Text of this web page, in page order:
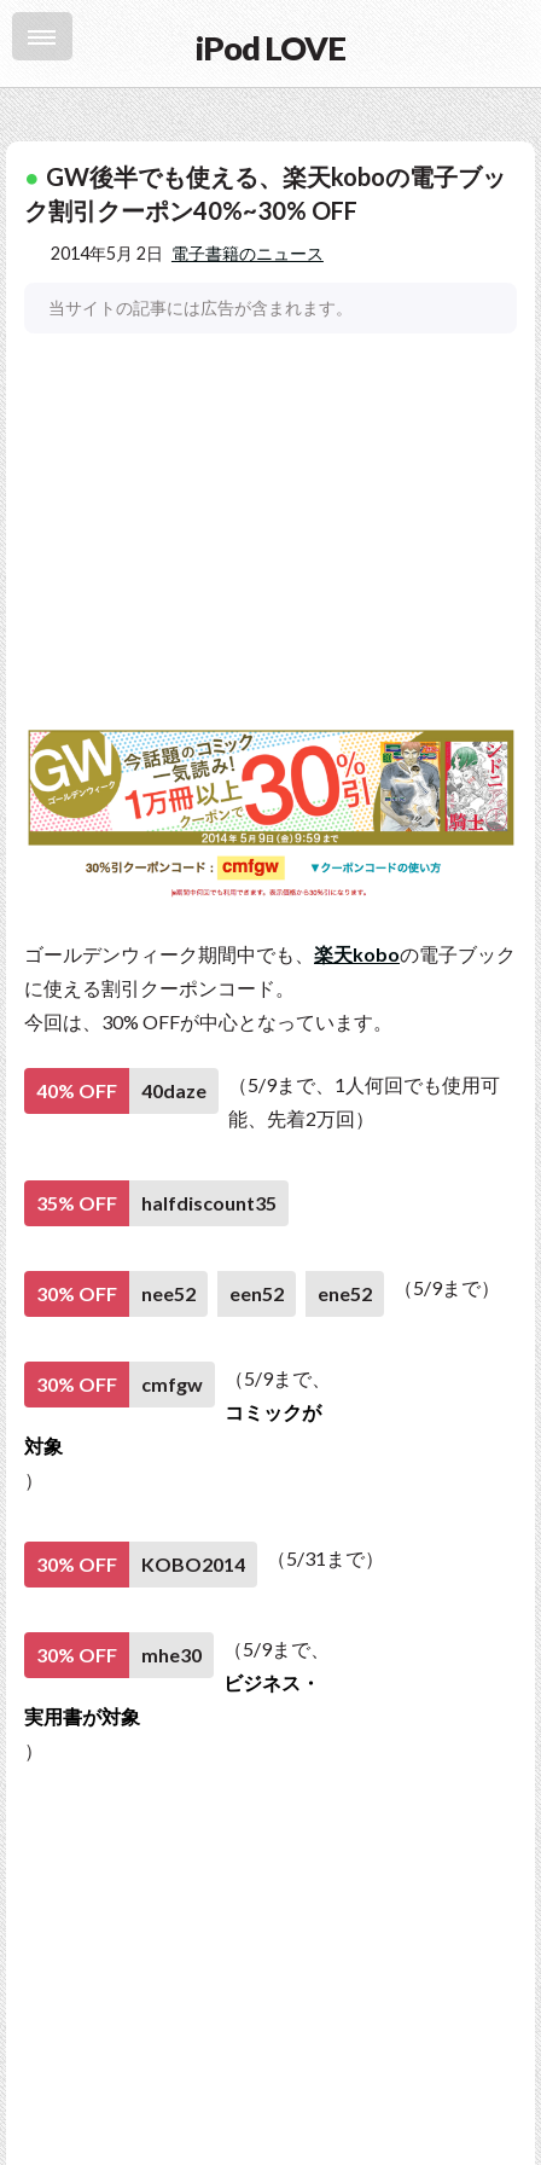
iPod LOVE
GW後半でも使える、楽天koboの電子ブッ
ク割引クーポン40%~30% OFF
2014年5月 2日 電子書籍のニュース
当サイトの記事には広告が含まれます。
ゴールデンウィーク期間中でも、 楽天koboの電子ブック
に使える割引クーポンコード。
今回は、30% OFFが中心となっています。
40% OFF 40daze
（5/9まで、1人何回でも使用可
能、先着2万回）
35% OFF halfdiscount35
30% OFF nee52 een52 ene52 （5/9まで）
30% OFF cmfgw
（5/9まで、
コミックが
対象
）
30% OFF KOBO2014 （5/31まで）
30% OFF mhe30
（5/9まで、
ビジネス・
実用書が対象
）